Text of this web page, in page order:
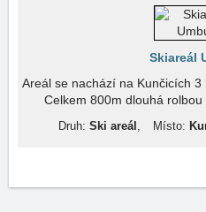
Skiareál
Areál se nachází na Kunčicích 3
Celkem 800m dlouhá
Druh: Ski areál , Místo: